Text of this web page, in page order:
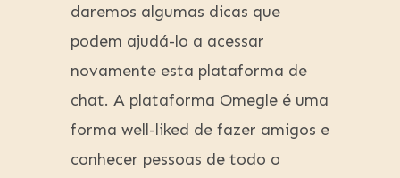
daremos algumas dicas que
podem ajudá-lo a acessar
novamente esta plataforma de
chat. A plataforma Omegle é ‌uma
forma well-liked ⁤de fazer amigos ⁢e
conhecer pessoas de todo o